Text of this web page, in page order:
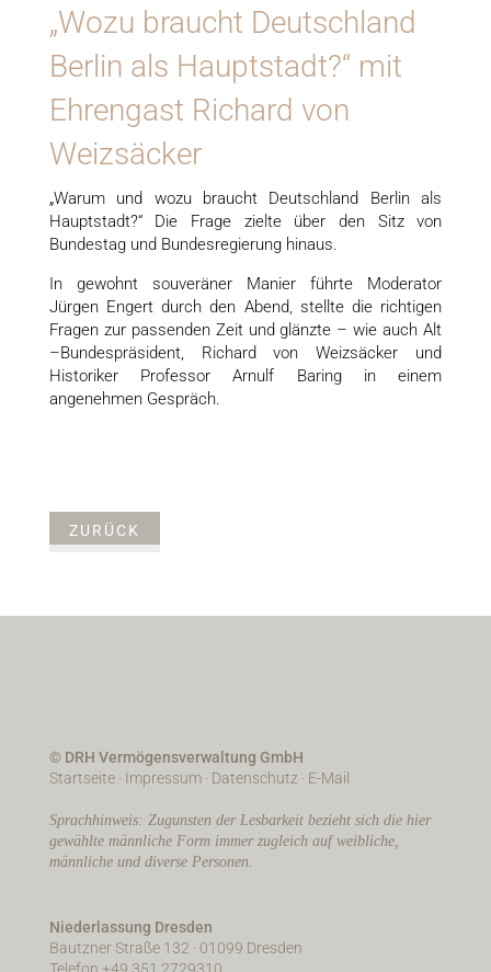
„Wozu braucht Deutschland
Berlin als Hauptstadt?“ mit
Ehrengast Richard von
Weizsäcker
„Warum und wozu braucht Deutschland Berlin als
Hauptstadt?“ Die Frage zielte über den Sitz von
Bundestag und Bundesregierung hinaus.
In gewohnt souveräner Manier führte Moderator
Jürgen Engert durch den Abend, stellte die richtigen
Fragen zur passenden Zeit und glänzte – wie auch Alt
–Bundespräsident, Richard von Weizsäcker und
Historiker Professor Arnulf Baring in einem
angenehmen Gespräch.
ZURÜCK
© DRH Vermögensverwaltung GmbH
Startseite· Impressum· Datenschutz · E-Mail
Sprachhinweis: Zugunsten der Lesbarkeit bezieht sich die hier
gewählte männliche Form immer zugleich auf weibliche,
männliche und diverse Personen.
Niederlassung Dresden
Bautzner Straße 132 · 01099 Dresden